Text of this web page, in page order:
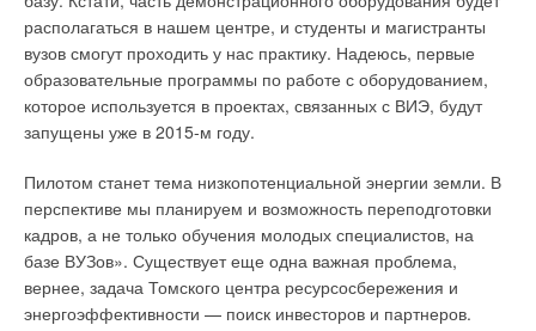
располагаться в нашем центре, и студенты и магистранты
вузов смогут проходить у нас практику. Надеюсь, первые
образовательные программы по работе с оборудованием,
которое используется в проектах, связанных с ВИЭ, будут
запущены уже в 2015-м году.
Пилотом станет тема низкопотенциальной энергии земли. В
перспективе мы планируем и возможность переподготовки
кадров, а не только обучения молодых специалистов, на
базе ВУЗов». Существует еще одна важная проблема,
вернее, задача Томского центра ресурсосбережения и
энергоэффективности — поиск инвесторов и партнеров.
Внешний (выносной) датчик температуры Nea
К терморегулятору Nea HCT опционально может
подключаться один выносной датчик температуры, который
позволяет осуществлять регулирование по температуре
отопления внешний датчик позволяет поддерживать как
минимально, так и максимально допустимые значения
температуры пола (стены, потолка). Можно также установить
регулирование только температуры пола (стены или
потолка) независимо от установившейся температуры
воздуха в помещении.